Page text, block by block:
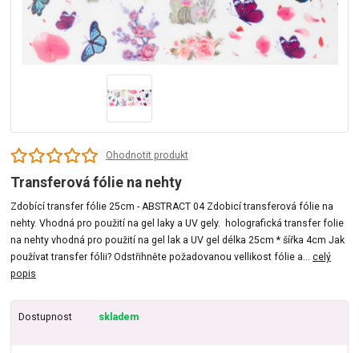
Ohodnotit produkt
Transferová fólie na nehty
Zdobící transfer fólie 25cm - ABSTRACT 04 Zdobicí transferová fólie na
nehty. Vhodná pro použití na gel laky a UV gely. holografická transfer folie
na nehty vhodná pro použití na gel lak a UV gel délka 25cm * šířka 4cm Jak
používat transfer fólii? Odstřihněte požadovanou vellikost fólie a...celý
popis
Dostupnost skladem